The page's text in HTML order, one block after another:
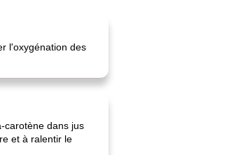
l'oxygénation des
carotène dans jus
et à ralentir le